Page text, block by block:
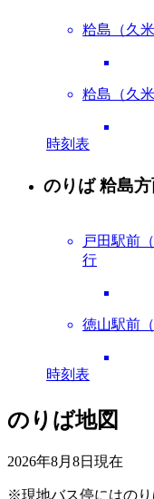
粭島（久
粭島（久
時刻表
のりば 粭島
戸田駅前
行
徳山駅前
時刻表
のりば地図
2026年8月8日 現在
※現地バス停にはのり